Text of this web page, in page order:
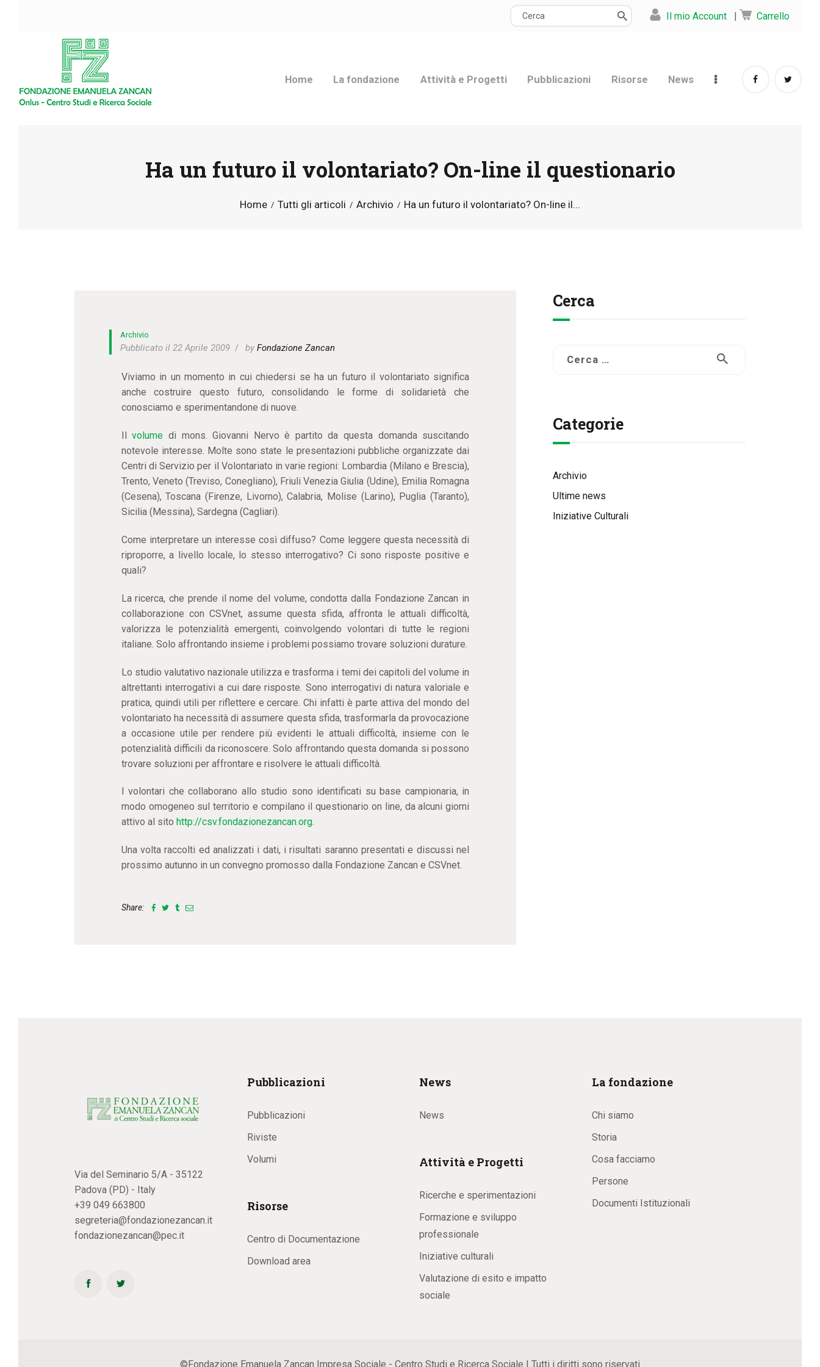
Il mio Account | Carrello
Home La fondazione Attività e Progetti Pubblicazioni Risorse News
Ha un futuro il volontariato? On-line il questionario
Home Tutti gli articoli Archivio Ha un futuro il volontariato? On-line il...
ATTIVITÀ E
PUBBLICAZIONI
Archivio
Pubblicato il 22 Aprile 2009 byFondazione Zancan
Viviamo in un momento in cui chiedersi se ha un futuro il volontariato significa
anche costruire questo futuro, consolidando le forme di solidarietà che
conosciamo e sperimentandone di nuove.
Ilvolume di mons. Giovanni Nervo è partito da questa domanda suscitando
notevole interesse. Molte sono state le presentazioni pubbliche organizzate dai
Centri di Servizio per il Volontariato in varie regioni: Lombardia (Milano e Brescia),
Trento, Veneto (Treviso, Conegliano), Friuli Venezia Giulia (Udine), Emilia Romagna
(Cesena), Toscana (Firenze, Livorno), Calabria, Molise (Larino), Puglia (Taranto),
Sicilia (Messina), Sardegna (Cagliari).
Come interpretare un interesse così diffuso? Come leggere questa necessità di
riproporre, a livello locale, lo stesso interrogativo? Ci sono risposte positive e
quali?
La ricerca, che prende il nome del volume, condotta dalla Fondazione Zancan in
collaborazione con CSVnet, assume questa sfida, affronta le attuali difficoltà,
valorizza le potenzialità emergenti, coinvolgendo volontari di tutte le regioni
italiane. Solo affrontando insieme i problemi possiamo trovare soluzioni durature.
Lo studio valutativo nazionale utilizza e trasforma i temi dei capitoli del volume in
altrettanti interrogativi a cui dare risposte. Sono interrogativi di natura valoriale e
pratica, quindi utili per riflettere e cercare. Chi infatti è parte attiva del mondo del
volontariato ha necessità di assumere questa sfida, trasformarla da provocazione
a occasione utile per rendere più evidenti le attuali difficoltà, insieme con le
potenzialità difficili da riconoscere. Solo affrontando questa domanda si possono
trovare soluzioni per affrontare e risolvere le attuali difficoltà.
I volontari che collaborano allo studio sono identificati su base campionaria, in
modo omogeneo sul territorio e compilano il questionario on line, da alcuni giorni
attivo al sito http://csv.fondazionezancan.org.
Una volta raccolti ed analizzati i dati, i risultati saranno presentati e discussi nel
prossimo autunno in un convegno promosso dalla Fondazione Zancan e CSVnet.
Share:
Cerca
Categorie
Archivio
Ultime news
Iniziative Culturali
Via del Seminario 5/A - 35122
Padova (PD) - Italy
+39 049 663800
segreteria@fondazionezancan.it
fondazionezancan@pec.it
Pubblicazioni
Pubblicazioni
Riviste
Volumi
Risorse
Centro di Documentazione
Download area
News
News
Attività e Progetti
Ricerche e sperimentazioni
Formazione e sviluppo
professionale
Iniziative culturali
Valutazione di esito e impatto
sociale
La fondazione
Chi siamo
Storia
Cosa facciamo
Persone
Documenti Istituzionali
©Fondazione Emanuela Zancan Impresa Sociale - Centro Studi e Ricerca Sociale | Tutti i diritti sono riservati